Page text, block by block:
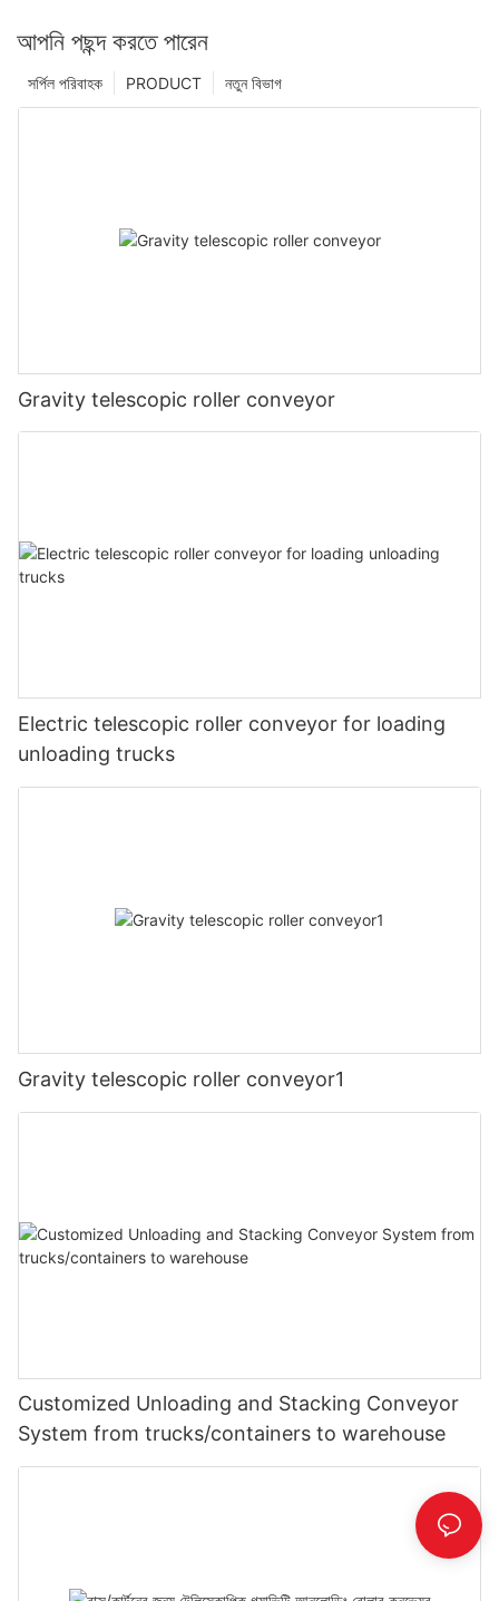
আপনি পছন্দ করতে পারেন
নতুন বিভাগ
PRODUCT
সর্পিল পরিবাহক
Gravity telescopic roller conveyor
Electric telescopic roller conveyor for loading
unloading trucks
Gravity telescopic roller conveyor1
Customized Unloading and Stacking Conveyor
System from trucks/containers to warehouse